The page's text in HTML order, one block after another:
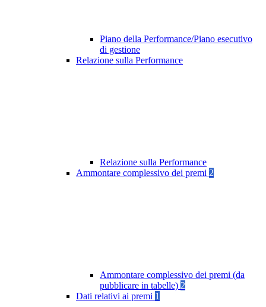
Piano della Performance/Piano esecutivo
di gestione
Relazione sulla Performance
Relazione sulla Performance
Ammontare complessivo dei premi 2
Ammontare complessivo dei premi (da
pubblicare in tabelle) 2
Dati relativi ai premi 1